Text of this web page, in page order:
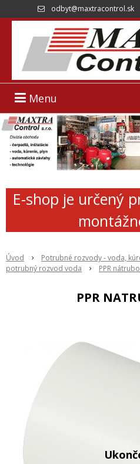
odbyt@maxtracontrol.sk
Menu
E-shop je určený
Úvod Potrubné rozvody - voda,
potrubný rozvod voda
PPR
PPR